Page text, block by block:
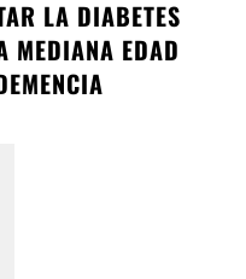
LA DIABETES
MEDIANA EDAD